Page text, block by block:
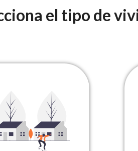
el tipo de